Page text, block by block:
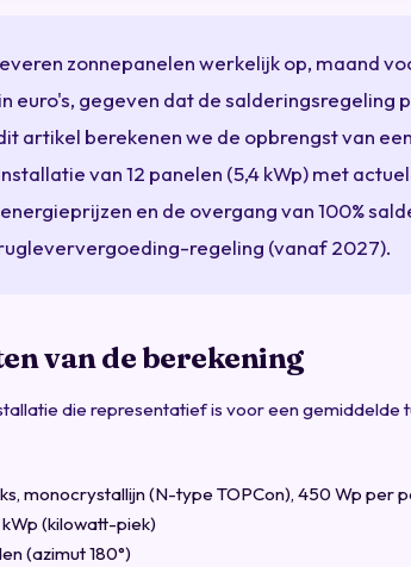
zonnepanelen werkelijk op, maand
euro's, gegeven dat de salderingsregeling
artikel berekenen we de opbrengst van een
van 12 panelen (5,4 kWp) met
en de overgang van 100%
regeling (vanaf 2027).
van de berekening
die representatief is voor een gemiddelde
monocrystallijn (N-type TOPCon), 450 Wp per
kWp (kilowatt-piek)
(azimut 180°)